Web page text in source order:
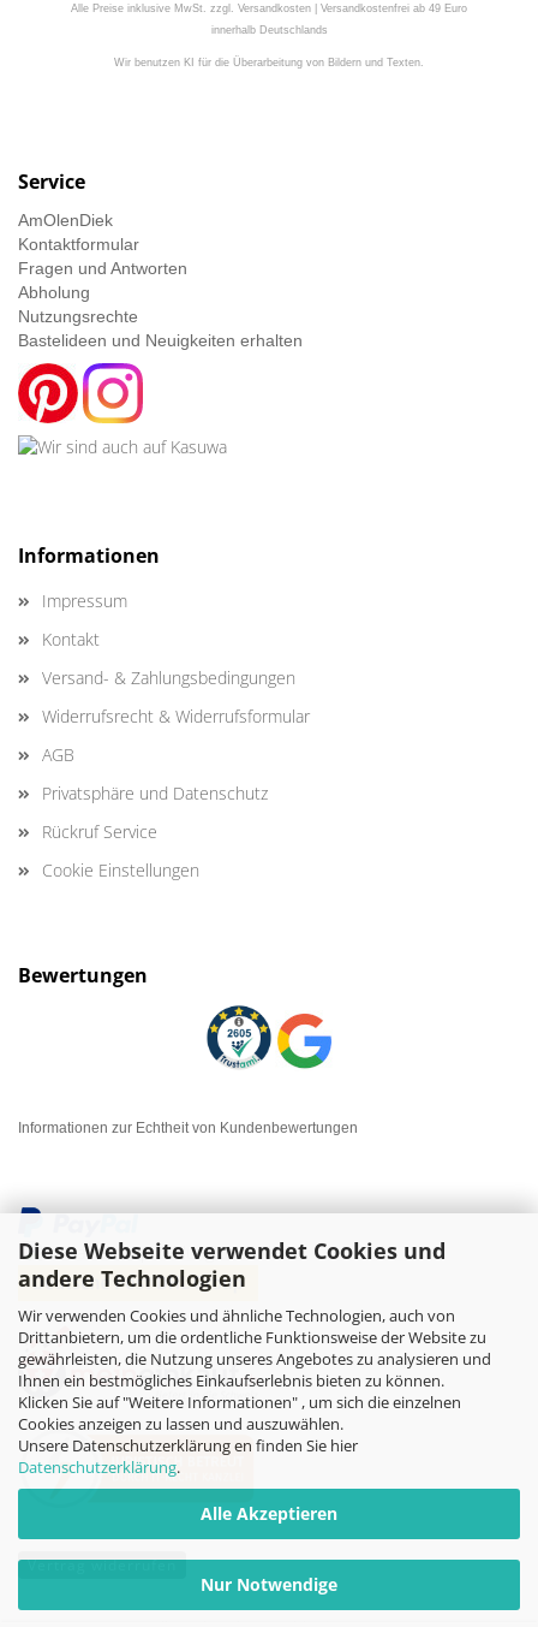
Diese Webseite verwendet Cookies und
andere Technologien
Wir verwenden Cookies und ähnliche Technologien, auch von
Drittanbietern, um die ordentliche Funktionsweise der Website zu
gewährleisten, die Nutzung unseres Angebotes zu analysieren und
Ihnen ein bestmögliches Einkaufserlebnis bieten zu können.
Klicken Sie auf "Weitere Informationen" , um sich die einzelnen
Cookies anzeigen zu lassen und auszuwählen.
Unsere Datenschutzerklärung en finden Sie hier
Datenschutzerklärung.
Alle Akzeptieren
Nur Notwendige
Alle Preise inklusive MwSt. zzgl. Versandkosten | Versandkostenfrei ab 49 Euro
innerhalb Deutschlands
Wir benutzen KI für die Überarbeitung von Bildern und Texten.
Service
AmOlenDiek
Kontaktformular
Fragen und Antworten
Abholung
Nutzungsrechte
Bastelideen und Neuigkeiten erhalten
Informationen
Impressum
Kontakt
Versand- & Zahlungsbedingungen
Widerrufsrecht & Widerrufsformular
AGB
Privatsphäre und Datenschutz
Rückruf Service
Cookie Einstellungen
Bewertungen
Informationen zur Echtheit von Kundenbewertungen
Vertrag widerrufen